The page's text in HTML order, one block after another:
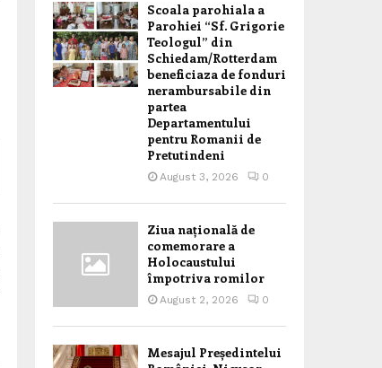
Scoala parohiala a
Parohiei “Sf. Grigorie
Teologul” din
Schiedam/Rotterdam
beneficiaza de fonduri
nerambursabile din
partea
Departamentului
pentru Romanii de
Pretutindeni
August 3, 2026 0
Ziua națională de
comemorare a
Holocaustului
împotriva romilor
August 2, 2026 0
Mesajul Președintelui